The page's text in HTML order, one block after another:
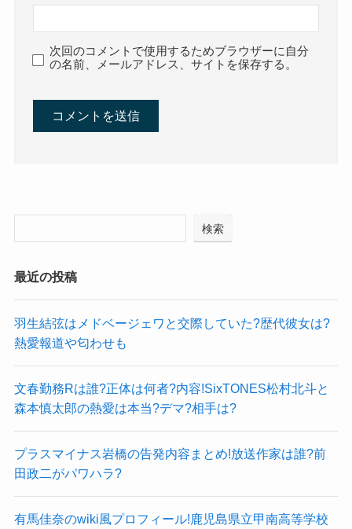
次回のコメントで使用するためブラウザーに自分
の名前、メールアドレス、サイトを保存する。
検索
最近の投稿
羽生結弦はメドベージェワと交際していた?歴代彼女は?
熱愛報道や匂わせも
文春勤務Rは誰?正体は何者?内容!SixTONES松村北斗と
森本慎太郎の熱愛は本当?デマ?相手は?
プラスマイナス岩橋の告発内容まとめ!放送作家は誰?前
田政二がパワハラ?
有馬佳奈のwiki風プロフィール!鹿児島県立甲南高等学校